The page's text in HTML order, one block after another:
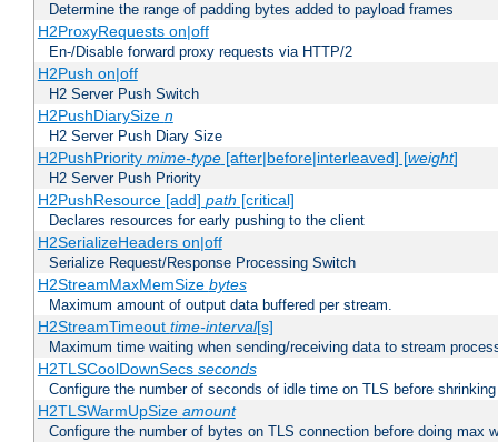
Determine the range of padding bytes added to payload frames
H2ProxyRequests on|off
En-/Disable forward proxy requests via HTTP/2
H2Push on|off
H2 Server Push Switch
H2PushDiarySize n
H2 Server Push Diary Size
H2PushPriority mime-type[after|before|interleaved] [weight]
H2 Server Push Priority
H2PushResource [add] path [critical]
Declares resources for early pushing to the client
H2SerializeHeaders on|off
Serialize Request/Response Processing Switch
H2StreamMaxMemSize bytes
Maximum amount of output data buffered per stream.
H2StreamTimeout time-interval[s]
Maximum time waiting when sending/receiving data to stream
H2TLSCoolDownSecs seconds
Configure the number of seconds of idle time on TLS before
H2TLSWarmUpSize amount
Configure the number of bytes on TLS connection before doing max